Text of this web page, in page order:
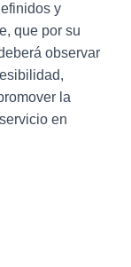
y
que por su
observar
la
en